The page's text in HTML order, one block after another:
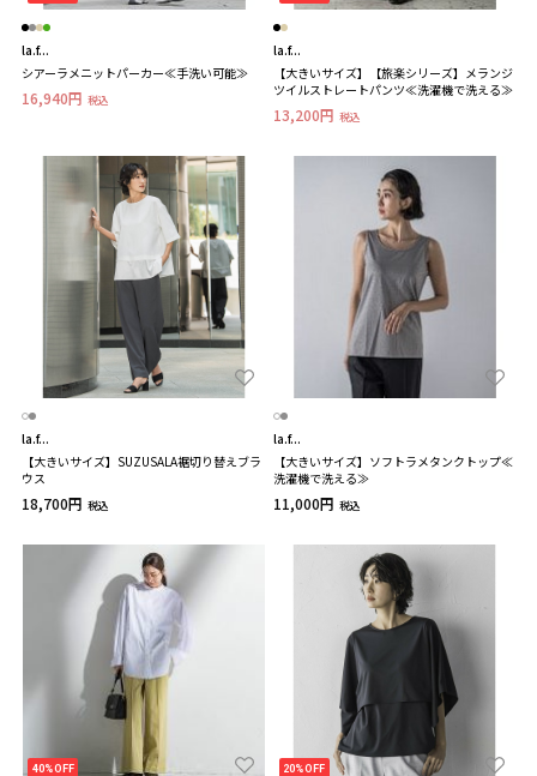
la.f...
シアーラメニットパーカー≪手洗い可能≫
16,940円 税込
la.f...
【大きいサイズ】【旅楽シリーズ】メランジ
ツイルストレートパンツ≪洗濯機で洗える≫
13,200円 税込
la.f...
【大きいサイズ】SUZUSALA裾切り替えブラ
ウス
18,700円 税込
la.f...
【大きいサイズ】ソフトラメタンクトップ≪
洗濯機で洗える≫
11,000円 税込
40%OFF 20%OFF